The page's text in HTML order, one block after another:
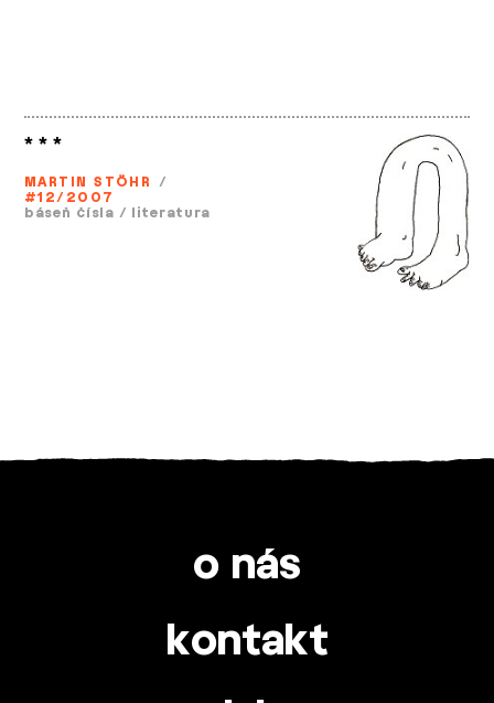
* * *
MARTIN STÖHR /
#12/2007
báseň čísla / literatura
o nás
kontakt